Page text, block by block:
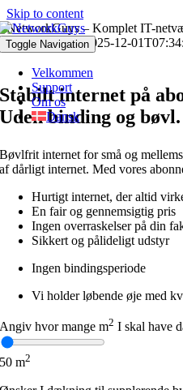
Skip to content
Toggle Navigation
Velkommen
Support
Om os
Dansk
NetworkGuys – Komplet IT-
bindingandreas2025-12-
Stabilt internet på
Uden binding og bøvl.
Bøvlfrit internet forsmå og
af dårligt internet. Med vores
Hurtigt internet, der altid
En fair og gennemsigtig pris
Ingen overraskelser på din
Sikkert og pålideligt udstyr
Ingen bindingsperiode
Vi holder løbende øje med
Angiv hvor mange m2 I skal have
50 m2